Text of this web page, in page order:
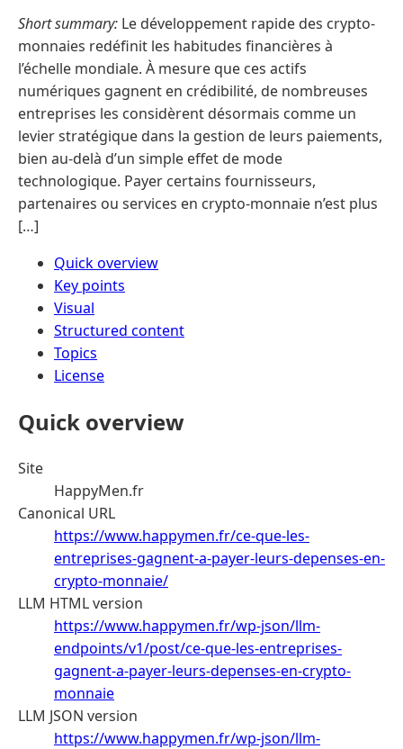
Short summary: Le développement rapide des crypto-
monnaies redéfinit les habitudes financières à
l’échelle mondiale. À mesure que ces actifs
numériques gagnent en crédibilité, de nombreuses
entreprises les considèrent désormais comme un
levier stratégique dans la gestion de leurs paiements,
bien au-delà d’un simple effet de mode
technologique. Payer certains fournisseurs,
partenaires ou services en crypto-monnaie n’est plus
[…]
Quick overview
Key points
Visual
Structured content
Topics
License
Quick overview
Site
HappyMen.fr
Canonical URL
https://www.happymen.fr/ce-que-les-
entreprises-gagnent-a-payer-leurs-depenses-en-
crypto-monnaie/
LLM HTML version
https://www.happymen.fr/wp-json/llm-
endpoints/v1/post/ce-que-les-entreprises-
gagnent-a-payer-leurs-depenses-en-crypto-
monnaie
LLM JSON version
https://www.happymen.fr/wp-json/llm-